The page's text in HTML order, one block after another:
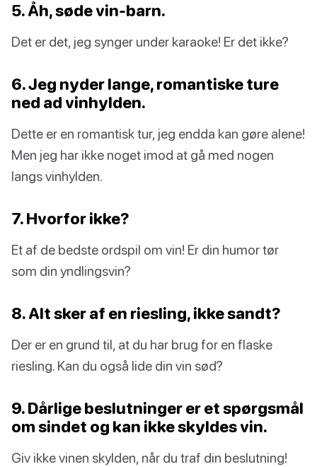
5. Åh, søde vin-barn.
Det er det, jeg synger under karaoke! Er det ikke?
6. Jeg nyder lange, romantiske ture
ned ad vinhylden.
Dette er en romantisk tur, jeg endda kan gøre alene!
Men jeg har ikke noget imod at gå med nogen
langs vinhylden.
7. Hvorfor ikke?
Et af de bedste ordspil om vin! Er din humor tør
som din yndlingsvin?
8. Alt sker af en riesling, ikke sandt?
Der er en grund til, at du har brug for en flaske
riesling. Kan du også lide din vin sød?
9. Dårlige beslutninger er et spørgsmål
om sindet og kan ikke skyldes vin.
Giv ikke vinen skylden, når du traf din beslutning!